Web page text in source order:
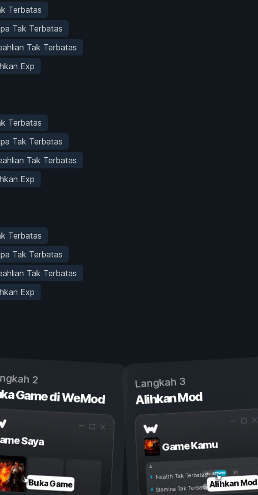
Terbatas
Tak Terbatas
Tak Terbatas
Exp
Terbatas
Tak Terbatas
Tak Terbatas
Exp
Terbatas
Tak Terbatas
Tak Terbatas
Exp
2
Game di WeMod
Saya
Buka Game
Langkah 3
Alihkan Mod
Game Kamu
Aktif
Nonaktif
Health Tak Terbatas
Stamina Tak TerbatasAlihkan Mod